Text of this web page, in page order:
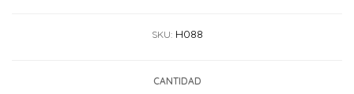
SKU: H088
CANTIDAD